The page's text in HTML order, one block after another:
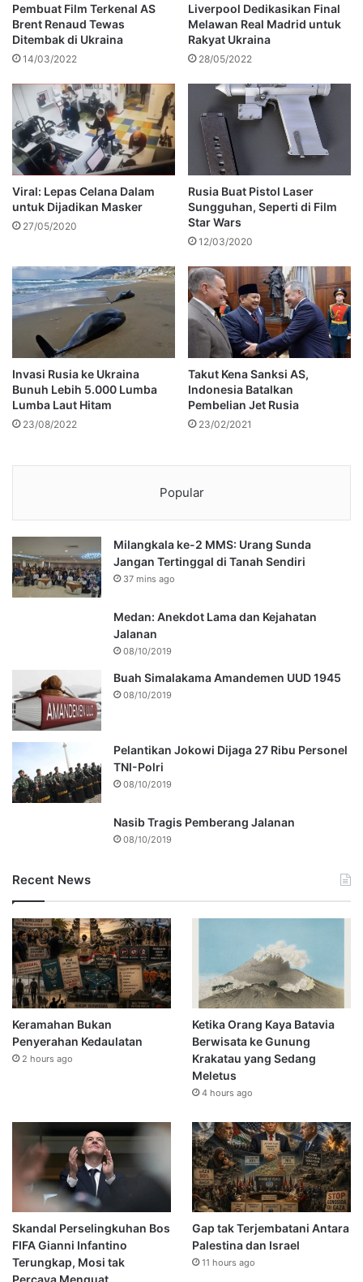
Pembuat Film Terkenal AS
Brent Renaud Tewas
Ditembak di Ukraina
14/03/2022
Liverpool Dedikasikan Final
Melawan Real Madrid untuk
Rakyat Ukraina
28/05/2022
Viral: Lepas Celana Dalam
untuk Dijadikan Masker
27/05/2020
Rusia Buat Pistol Laser
Sungguhan, Seperti di Film
Star Wars
12/03/2020
Invasi Rusia ke Ukraina
Bunuh Lebih 5.000 Lumba
Lumba Laut Hitam
23/08/2022
Takut Kena Sanksi AS,
Indonesia Batalkan
Pembelian Jet Rusia
23/02/2021
Popular
Milangkala ke-2 MMS: Urang Sunda
Jangan Tertinggal di Tanah Sendiri
37 mins ago
Medan: Anekdot Lama dan Kejahatan
Jalanan
08/10/2019
Buah Simalakama Amandemen UUD 1945
08/10/2019
Pelantikan Jokowi Dijaga 27 Ribu Personel
TNI-Polri
08/10/2019
Nasib Tragis Pemberang Jalanan
08/10/2019
Recent News
Keramahan Bukan
Penyerahan Kedaulatan
2 hours ago
Ketika Orang Kaya Batavia
Berwisata ke Gunung
Krakatau yang Sedang
Meletus
4 hours ago
Skandal Perselingkuhan Bos
FIFA Gianni Infantino
Terungkap, Mosi tak
Gap tak Terjembatani Antara
Palestina dan Israel
11 hours ago